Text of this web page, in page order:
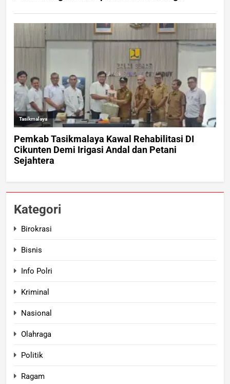
Kategori
Birokrasi
Bisnis
Info Polri
Kriminal
Nasional
Olahraga
Politik
Ragam